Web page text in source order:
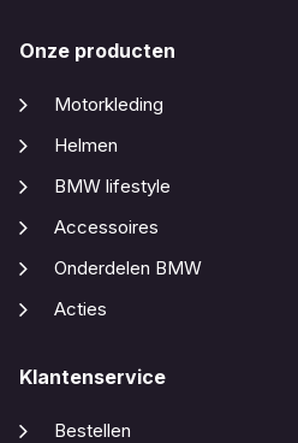
Onze producten
Motorkleding
Helmen
BMW lifestyle
Accessoires
Onderdelen BMW
Acties
Klantenservice
Bestellen